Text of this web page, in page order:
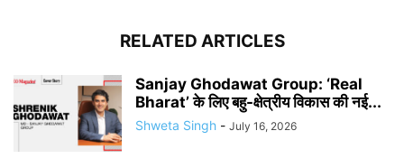
RELATED ARTICLES
Sanjay Ghodawat Group: ‘Real
Bharat’ के लिए बहु-क्षेत्रीय विकास की नई...
Shweta Singh - July 16, 2026